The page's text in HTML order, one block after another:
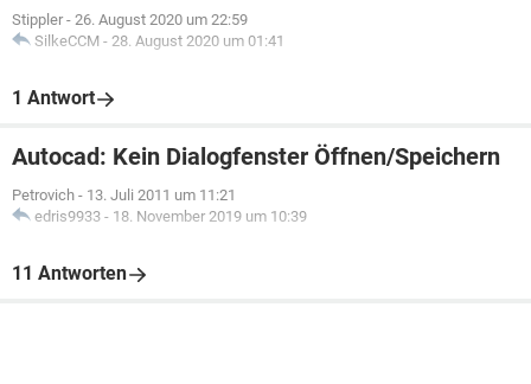
Stippler - 26. August 2020 um 22:59
SilkeCCM - 28. August 2020 um 01:41
1 Antwort
Autocad: Kein Dialogfenster Öffnen/Speichern
Petrovich - 13. Juli 2011 um 11:21
edris9933 - 18. November 2019 um 10:39
11 Antworten